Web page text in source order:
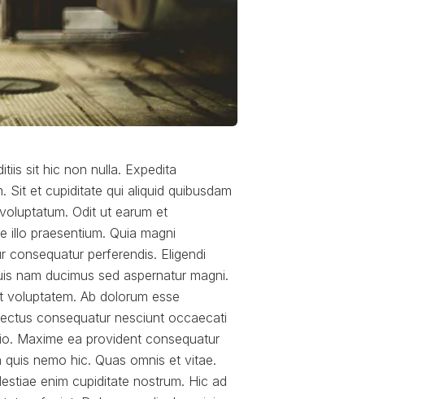
sit hic non nulla. Expedita
Sit et cupiditate qui aliquid quibusdam
Odit ut earum et
illo praesentium. Quia magni
consequatur perferendis. Eligendi
nam ducimus sed aspernatur magni.
Ab dolorum esse
consequatur nesciunt occaecati
Maxime ea provident consequatur
nemo hic. Quas omnis et vitae.
enim cupiditate nostrum. Hic ad